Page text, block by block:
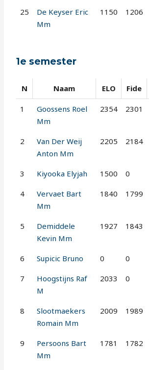
25
De Keyser Eric
Mm
1150 1206
1e semester
N Naam ELO Fide
1
Goossens Roel
Mm
2354 2301
2
Van Der Weij
Anton Mm
2205 2184
3 Kiyooka Elyjah 1500 0
4
Vervaet Bart
Mm
1840 1799
5
Demiddele
Kevin Mm
1927 1843
6 Supicic Bruno 0 0
7
Hoogstijns Raf
M
2033 0
8
Slootmaekers
Romain Mm
2009 1989
9
Persoons Bart
Mm
1781 1782